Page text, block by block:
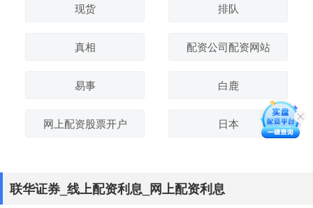
现货 排队
真相 配资公司配资网站
易事 白鹿
网上配资股票开户 日本
联华证券_线上配资利息_网上配资利息